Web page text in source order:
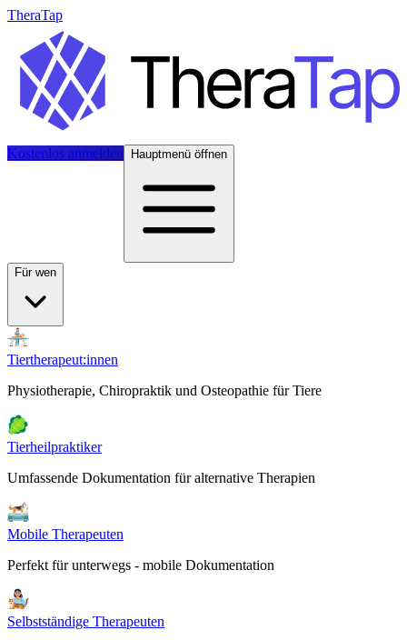
TheraTap
Kostenlos anmelden Hauptmenü öffnen
Für wen
Tiertherapeut:innen
Physiotherapie, Chiropraktik und Osteopathie für Tiere
Tierheilpraktiker
Umfassende Dokumentation für alternative Therapien
Mobile Therapeuten
Perfekt für unterwegs - mobile Dokumentation
Selbstständige Therapeuten